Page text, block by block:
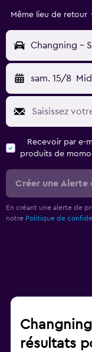
Même lieu de retour
Changning -
sam. 15/8
Recevoir par e-
produits de
Créer une Alerte
En créant une alerte de
notre Politique de
résultats